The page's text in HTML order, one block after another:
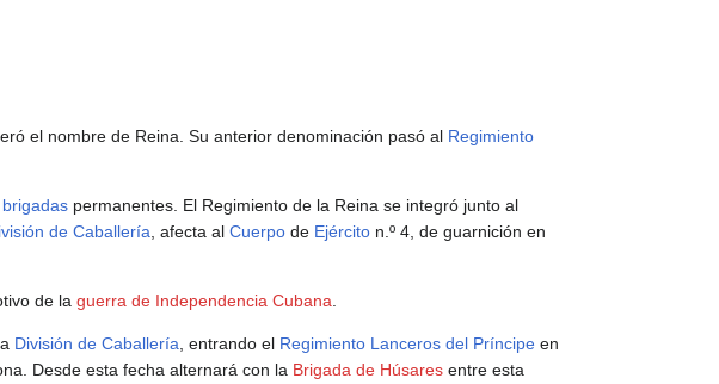
el nombre de Reina. Su anterior denominación pasó al Regimiento
brigadas permanentes. El Regimiento de la Reina se integró junto al
de Caballería , afecta al Cuerpo de Ejército n.º 4, de guarnición en
de la guerra de Independencia Cubana
División de Caballería , entrando el Regimiento Lanceros del Príncipe en
Desde esta fecha alternará con la Brigada de Húsares entre esta